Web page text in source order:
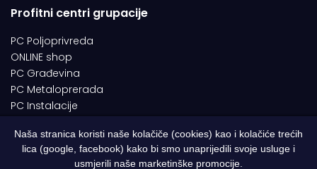
Profitni centri grupacije
PC Poljoprivreda
ONLINE shop
PC Građevina
PC Metaloprerada
PC Instalacije
© 1994-2026 | ITC d.o.o. Zenica. Sva prava pridržana | Designed by
Naša stranica koristi naše kolačiče (cookies) kao i kolačiće trećih
lica (google, facebook) kako bi smo unaprijedili svoje usluge i
usmjerili naše marketinške promocije.